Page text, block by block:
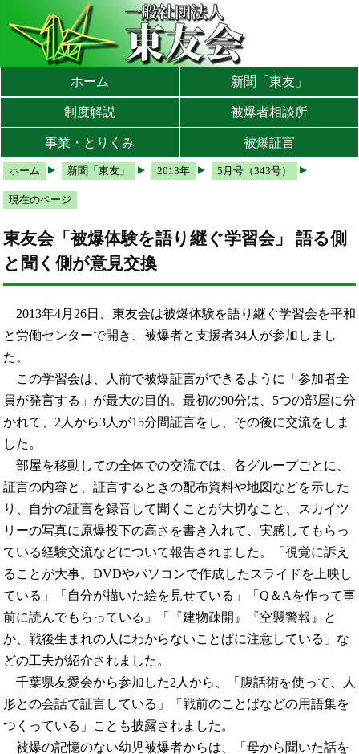
メインメニューへ
サブメニューへ
現在地ナビ（パンくずリスト）へ
ホーム 新聞「東友」
制度解説 被爆者相談所
事業・とりくみ 被爆証言
ホーム 新聞「東友」 2013年 5月号（343号）
現在のページ
東友会「被爆体験を語り継ぐ学習会」 語る側
と聞く側が意見交換
2013年4月26日、東友会は被爆体験を語り継ぐ学習会を平和
と労働センターで開き、被爆者と支援者34人が参加しまし
た。
この学習会は、人前で被爆証言ができるように「参加者全
員が発言する」が最大の目的。最初の90分は、5つの部屋に分
かれて、2人から3人が15分間証言をし、その後に交流をしま
した。
部屋を移動しての全体での交流では、各グループごとに、
証言の内容と、証言するときの配布資料や地図などを示した
り、自分の証言を録音して聞くことが大切なこと、スカイツ
リーの写真に原爆投下の高さを書き入れて、実感してもらっ
ている経験交流などについて報告されました。「視覚に訴え
ることが大事。DVDやパソコンで作成したスライドを上映し
ている」「自分が描いた絵を見せている」「Q＆Aを作って事
前に読んでもらっている」「『建物疎開』『空襲警報』と
か、戦後生まれの人にわからないことばに注意している」な
どの工夫が紹介されました。
千葉県友愛会から参加した2人から、「腹話術を使って、人
形との会話で証言している」「戦前のことばなどの用語集を
つくっている」ことも披露されました。
被爆の記憶のない幼児被爆者からは、「母から聞いた話を